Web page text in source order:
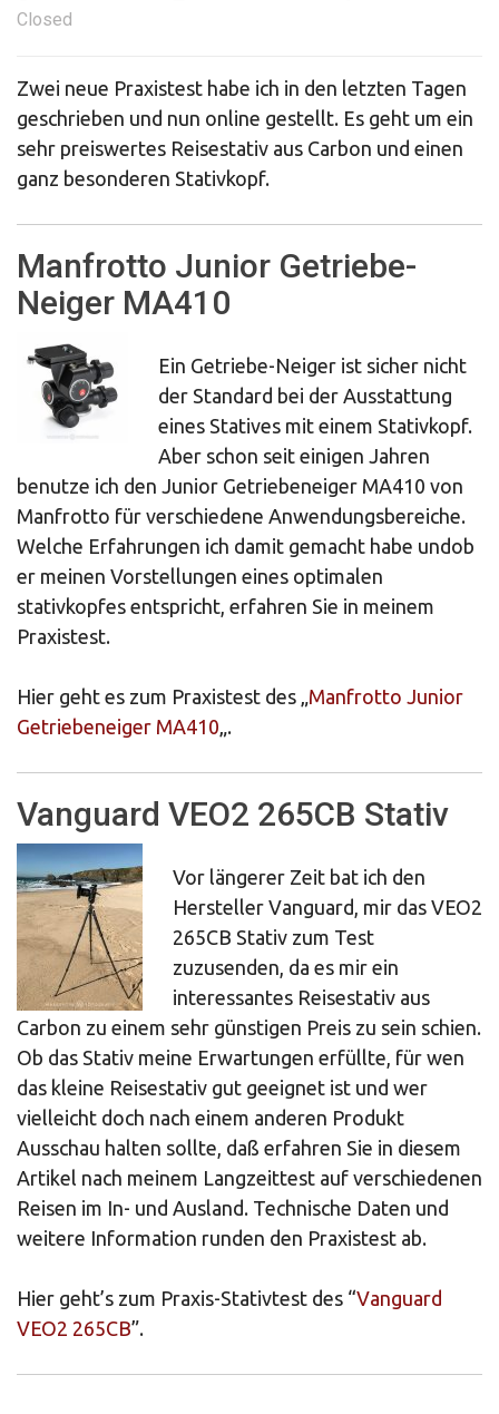
Closed
Zwei neue Praxistest habe ich in den letzten Tagen
geschrieben und nun online gestellt. Es geht um ein
sehr preiswertes Reisestativ aus Carbon und einen
ganz besonderen Stativkopf.
Manfrotto Junior Getriebe-
Neiger MA410
Ein Getriebe-Neiger ist sicher nicht
der Standard bei der Ausstattung
eines Statives mit einem Stativkopf.
Aber schon seit einigen Jahren
benutze ich den Junior Getriebeneiger MA410 von
Manfrotto für verschiedene Anwendungsbereiche.
Welche Erfahrungen ich damit gemacht habe undob
er meinen Vorstellungen eines optimalen
stativkopfes entspricht, erfahren Sie in meinem
Praxistest.
Hier geht es zum Praxistest des „Manfrotto Junior
Getriebeneiger MA410„.
Vanguard VEO2 265CB Stativ
Vor längerer Zeit bat ich den
Hersteller Vanguard, mir das VEO2
265CB Stativ zum Test
zuzusenden, da es mir ein
interessantes Reisestativ aus
Carbon zu einem sehr günstigen Preis zu sein schien.
Ob das Stativ meine Erwartungen erfüllte, für wen
das kleine Reisestativ gut geeignet ist und wer
vielleicht doch nach einem anderen Produkt
Ausschau halten sollte, daß erfahren Sie in diesem
Artikel nach meinem Langzeittest auf verschiedenen
Reisen im In- und Ausland. Technische Daten und
weitere Information runden den Praxistest ab.
Hier geht’s zum Praxis-Stativtest des “Vanguard
VEO2 265CB”.